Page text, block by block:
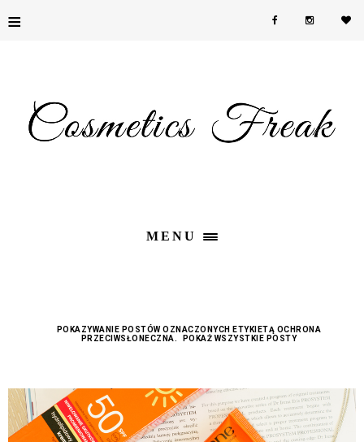
≡
MENU
POKAZYWANIE POSTÓW OZNACZONYCH ETYKIETĄ OCHRONA
PRZECIWSŁONECZNA. POKAŻ WSZYSTKIE POSTY